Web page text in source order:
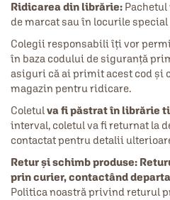
Ridicarea din librărie: Pachetul
de marcat sau în locurile
Colegii responsabili îți vor
în baza codului de siguranță
asiguri că ai primit acest cod și
magazin pentru ridicare.
Coletul va fi păstrat în librărie
interval, coletul va fi returnat la
contactat pentru detalii
Retur și schimb produse:
prin curier, contactând
Politica noastră privind returul